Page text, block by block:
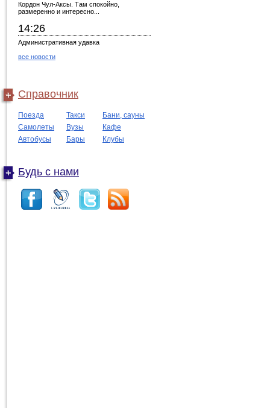
Кордон Чул-Аксы. Там спокойно,
размеренно и интересно...
14:26
Административная удавка
все новости
Справочник
Поезда Такси
Бани, сауны
Самолеты
Вузы
Кафе
Автобусы
Бары Клубы
Будь с нами